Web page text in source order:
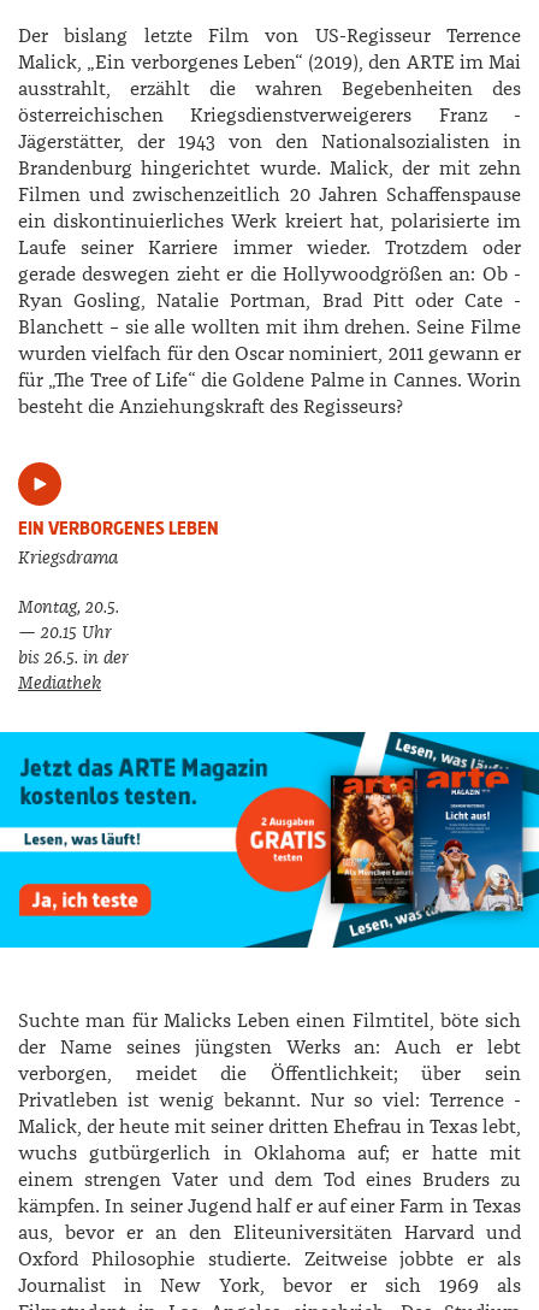
Der bislang letzte Film von US-Regisseur ­­Terrence
Malick, „Ein verborgenes Leben“ (2019), den ARTE im Mai
ausstrahlt, erzählt die wahren Begebenheiten des
österreichischen Kriegsdienstverweigerers Franz ­
Jägerstätter, der 1943 von den Nationalsozialisten in
Brandenburg hingerichtet wurde. ­Malick, der mit zehn
Filmen und zwischenzeitlich 20 Jahren Schaffenspause
ein diskontinuierliches Werk kreiert hat, polarisierte im
Laufe seiner Karriere immer wieder. Trotzdem oder
gerade deswegen zieht er die Hollywoodgrößen an: Ob ­
Ryan ­Gosling, ­Natalie ­Portman, Brad Pitt oder ­Cate ­
Blanchett – sie alle wollten mit ihm drehen. Seine Filme
wurden vielfach für den Oscar nominiert, 2011 gewann er
für „The Tree of Life“ die Goldene Palme in Cannes. Worin
besteht die Anziehungskraft des Regisseurs?
EIN VERBORGENES LEBEN
Kriegsdrama
Montag, 20.5.
— 20.15 Uhr
bis 26.5. in der
Mediathek
Suchte man für Malicks Leben einen Filmtitel, böte sich
der Name seines jüngsten Werks an: Auch er lebt
verborgen, meidet die Öffentlichkeit; über sein
Privatleben ist wenig bekannt. Nur so viel: ­Terrence ­
Malick, der heute mit seiner dritten Ehefrau in Texas lebt,
wuchs gutbürgerlich in Oklahoma auf; er hatte mit
einem strengen Vater und dem Tod eines Bruders zu
kämpfen. In seiner Jugend half er auf einer Farm in Texas
aus, bevor er an den Eliteuniversitäten Harvard und
Oxford Philosophie studierte. Zeitweise jobbte er als
Journalist in New York, bevor er sich 1969 als